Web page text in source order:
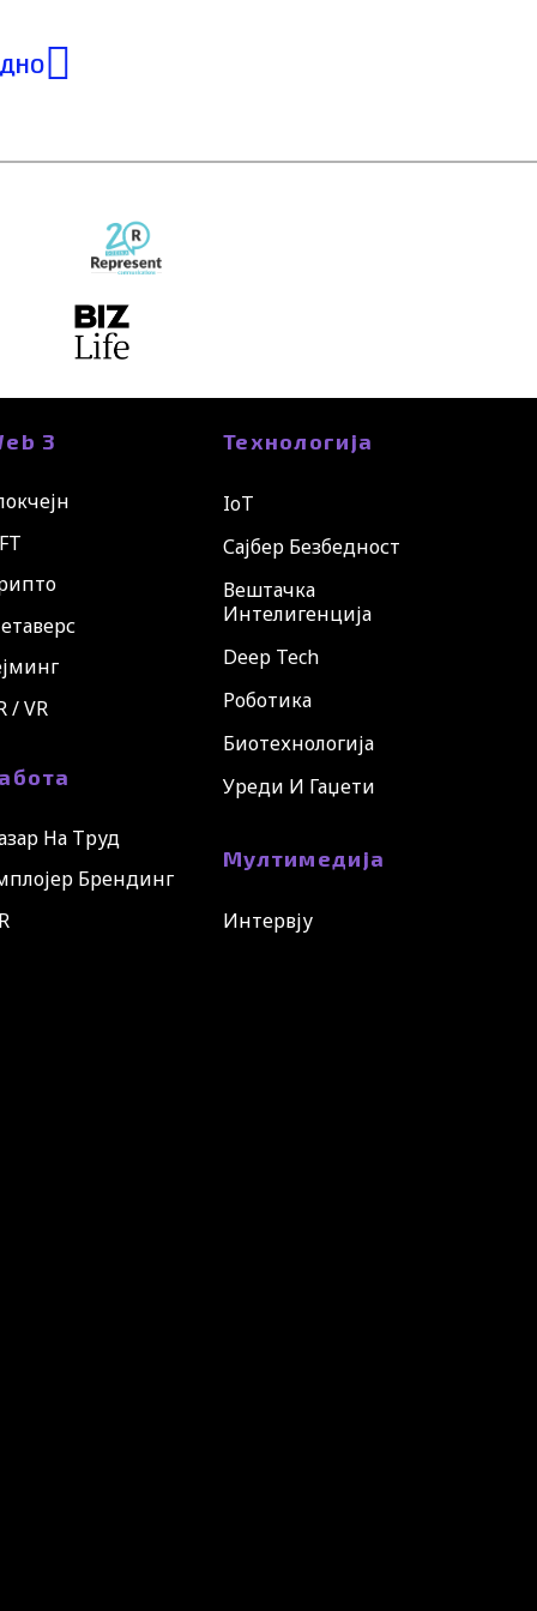
Next
3
/ VR
На Труд
Брендинг
Технологија
IoT
Сајбер Безбедност
Вештачка
Интелигенција
Deep Tech
Роботика
Биотехнологија
Уреди И Гаџети
Мултимедија
Интервју